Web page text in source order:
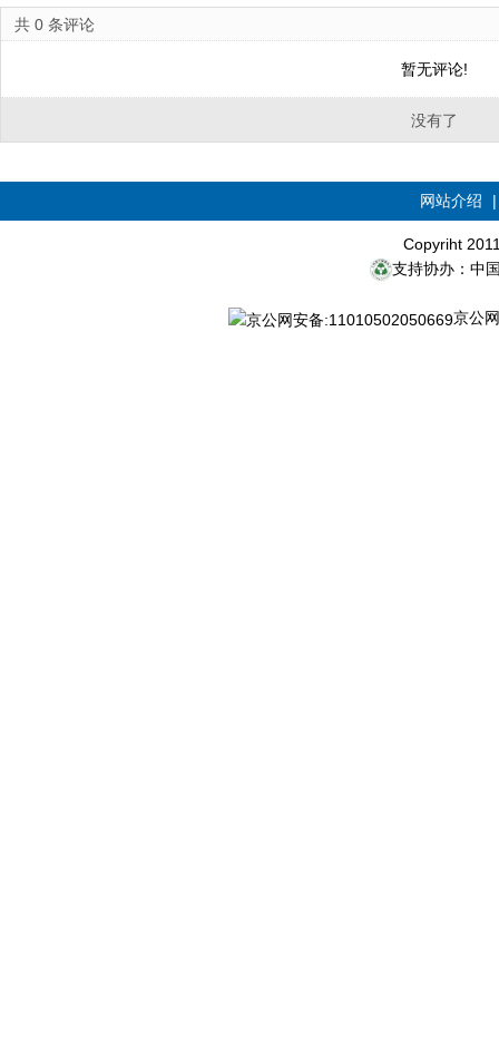
共 0 条评论
暂无评论!
没有了
网站介绍
Copyriht
支持协办：中
京公